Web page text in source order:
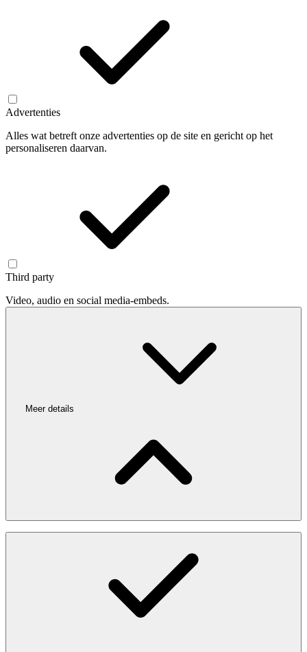
Advertenties
Alles wat betreft onze advertenties op de site en gericht op het
personaliseren daarvan.
Third party
Video, audio en social media-embeds.
Meer details